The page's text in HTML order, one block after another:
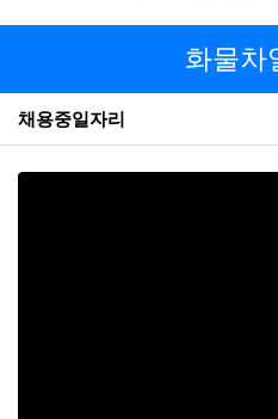
있거나 동의 의사가 확인되
파기방법
전자적 파일 형태의 정보는
화물차
채용중일자리